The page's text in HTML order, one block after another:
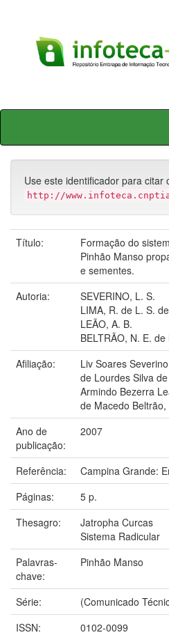
Skip
Use este identificador para citar
http://
Título:
Formação do
Pinhão Manso
e sementes.
Autoria:
SEVERINO, L. S.
LIMA, R. de L. S. de
LEÃO, A. B.
BELTRÃO, N. E. de
Afiliação:
Liv Soares
de Lourdes Silva
Armindo Bezerra
de Macedo
Ano de
publicação:
2007
Referência:
Campina Grande:
Páginas:
5 p.
Thesagro:
Jatropha Curcas
Sistema Radicular
Palavras-
chave:
Pinhão Manso
Série:
(Comunicado
ISSN:
0102-0099